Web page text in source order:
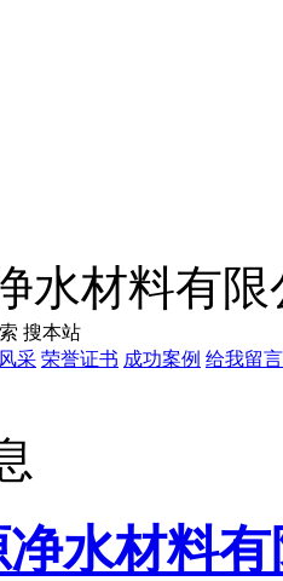
水材料有限
搜本站
采 荣誉证书 成功案例 给我留言
水材料